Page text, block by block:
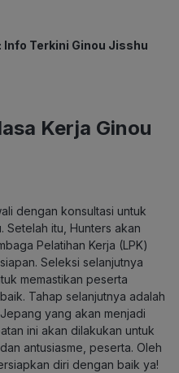
Info Terkini Ginou Jisshu
Kerja Ginou
dengan konsultasi untuk
Setelah itu, Hunters akan
Pelatihan Kerja (LPK)
Seleksi selanjutnya
memastikan peserta
Tahap selanjutnya adalah
yang akan menjadi
ini akan dilakukan untuk
antusiasme, peserta. Oleh
diri dengan baik ya!